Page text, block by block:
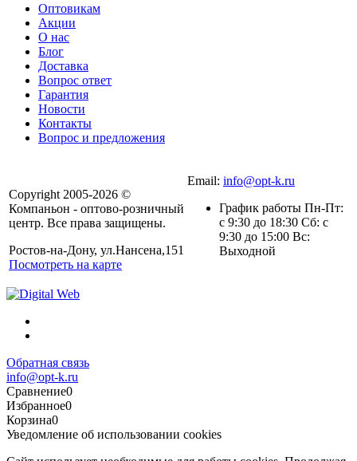
Оптовикам
Акции
О нас
Блог
Доставка
Вопрос ответ
Гарантия
Новости
Контакты
Вопрос и предложения
Copyright 2005-2026 ©
Компаньон - оптово-розничный
центр. Все права защищены.
Ростов-на-Дону, ул.Нансена,151
Посмотреть на карте
Email: info@opt-k.ru
График работы Пн-Пт:
с 9:30 до 18:30 Сб: с
9:30 до 15:00 Вс:
Выходной
Обратная связь
info@opt-k.ru
Сравнение0
Избранное0
Корзина0
Уведомление об использовании cookies